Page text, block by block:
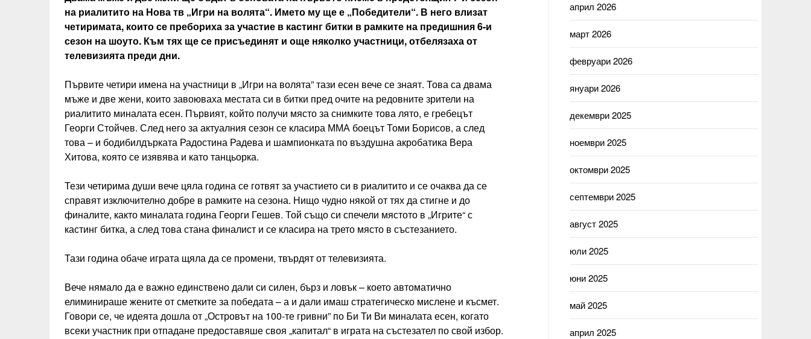
на риалитито на Нова тв „Игри на волята“. Името му ще е „Победители“. В него влизат
четиримата, които се пребориха за участие в кастинг битки в рамките на предишния 6-и
сезон на шоуто. Към тях ще се присъединят и още няколко участници, отбелязаха от
телевизията преди дни.
Първите четири имена на участници в „Игри на волята” тази есен вече се знаят. Това са двама
мъже и две жени, които завоюваха местата си в битки пред очите на редовните зрители на
риалитито миналата есен. Първият, който получи място за снимките това лято, е гребецът
Георги Стойчев. След него за актуалния сезон се класира ММА боецът Томи Борисов, а след
това – и бодибилдърката Радостина Радева и шампионката по въздушна акробатика Вера
Хитова, която се изявява и като танцьорка.
Тези четирима души вече цяла година се готвят за участието си в риалитито и се очаква да се
справят изключително добре в рамките на сезона. Нищо чудно някой от тях да стигне и до
финалите, както миналата година Георги Гешев. Той също си спечели мястото в „Игрите“ с
кастинг битка, а след това стана финалист и се класира на трето място в състезанието.
Тази година обаче играта щяла да се промени, твърдят от телевизията.
Вече нямало да е важно единствено дали си силен, бърз и ловък – което автоматично
елиминираше жените от сметките за победата – а и дали имаш стратегическо мислене и късмет.
Говори се, че идеята дошла от „Островът на 100-те гривни” по Би Ти Ви миналата есен, когато
всеки участник при отпадане предоставяше своя „капитал“ в играта на състезател по свой избор.
април 2026
март 2026
февруари 2026
януари 2026
декември 2025
ноември 2025
октомври 2025
септември 2025
август 2025
юли 2025
юни 2025
май 2025
април 2025